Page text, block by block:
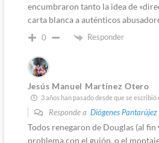
encumbraron tanto la idea de
carta blanca a auténticos
0 Responder
Jesús Manuel Martínez Otero
3 años han pasado desde que se escribió
Responde a Diógenes Pantarújez
Todos renegaron de Douglas (al
problema con el guión, o el